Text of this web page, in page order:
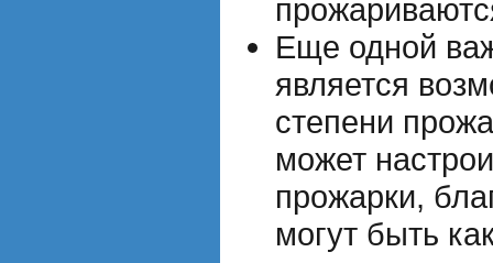
Еще одной
является
степени
может
прожарки,
могут быть